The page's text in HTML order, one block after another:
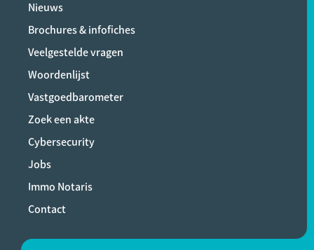
Nieuws
Brochures & infofiches
Veelgestelde vragen
Woordenlijst
Vastgoedbarometer
Zoek een akte
Cybersecurity
Jobs
Immo Notaris
Contact